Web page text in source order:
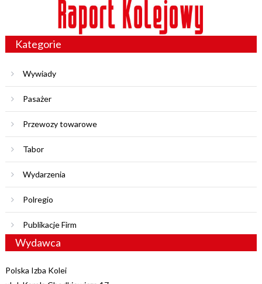
Kategorie
Wywiady
Pasażer
Przewozy towarowe
Tabor
Wydarzenia
Polregio
Publikacje Firm
Wydawca
Polska Izba Kolei